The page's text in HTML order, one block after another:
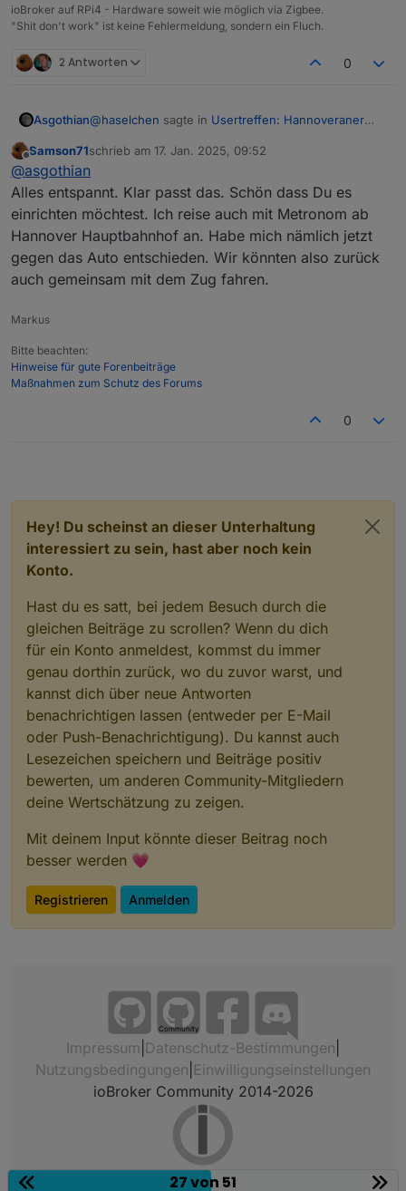
Bescheid sagen. Ich kann mit Sicherheit noch Plätze
nachbuchen.
@Nordischerjung
An alle Anderen... ich hoffe, dass passt alles so.
dass ihr rechtzeitig Bescheid sagt.
Präsentation oder Vorträge machen oder sehen, ich
erstmal uns nett austauschen.
ioBroker auf RPi4 - Hardware soweit wie möglich via Zigbee.
"Shit don't work" ist keine Fehlermeldung, sondern ein Fluch.
2 Antworten 0
Asgothian@haselchen sagte in Usertreffen: Hannoveraner
Bescheid sagen. Ich kann mit Sicherheit noch
Plätze nachbuchen.
Bescheid.
Ich will versuchen dazu zu kommen - hängt (auch)
davon ab ob die Bahn mal wieder fährt. Ich würde
Rückweg irgendwo im Bereich der Üstra Hannover
Offline
Samson71schrieb am 17. Jan. 2025, 09:52
zuletzt editiert von
@asgothian
Alles entspannt. Klar passt das. Schön dass Du es
einrichten möchtest. Ich reise auch mit Metronom ab
Hannover Hauptbahnhof an. Habe mich nämlich jetzt
gegen das Auto entschieden. Wir könnten also zurück
auch gemeinsam mit dem Zug fahren.
Markus
Bitte beachten:
Hinweise für gute Forenbeiträge
Maßnahmen zum Schutz des Forums
0
Hey! Du scheinst an dieser Unterhaltung
interessiert zu sein, hast aber noch kein
Konto.
Hast du es satt, bei jedem Besuch durch die
gleichen Beiträge zu scrollen? Wenn du dich
für ein Konto anmeldest, kommst du immer
genau dorthin zurück, wo du zuvor warst, und
kannst dich über neue Antworten
benachrichtigen lassen (entweder per E-Mail
oder Push-Benachrichtigung). Du kannst auch
Lesezeichen speichern und Beiträge positiv
bewerten, um anderen Community-Mitgliedern
deine Wertschätzung zu zeigen.
Mit deinem Input könnte dieser Beitrag noch
besser werden 💗
Registrieren Anmelden
Community
Impressum Datenschutz-Bestimmungen
Nutzungsbedingungen Einwilligungseinstellungen
ioBroker Community 2014-2026
27 von 51